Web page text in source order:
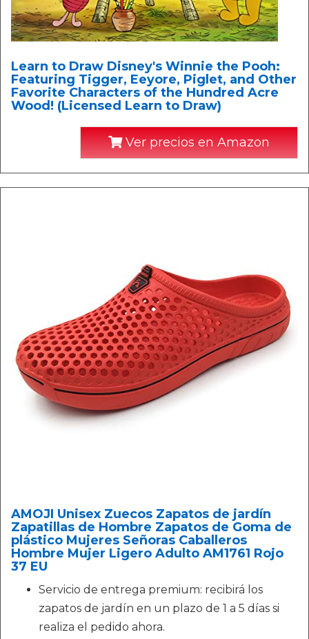
Learn to Draw Disney's Winnie the Pooh:
Featuring Tigger, Eeyore, Piglet, and Other
Favorite Characters of the Hundred Acre
Wood! (Licensed Learn to Draw)
Ver precios en Amazon
AMOJI Unisex Zuecos Zapatos de jardín
Zapatillas de Hombre Zapatos de Goma de
plástico Mujeres Señoras Caballeros
Hombre Mujer Ligero Adulto AM1761 Rojo
37 EU
Servicio de entrega premium: recibirá los
zapatos de jardín en un plazo de 1 a 5 días si
realiza el pedido ahora.